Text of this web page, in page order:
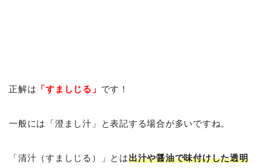
正解は 「すましじる」 です！
一般には「澄まし汁」と表記する場合が多いですね。
「清汁（すましじる）」とは出汁や醤油で味付けした透明